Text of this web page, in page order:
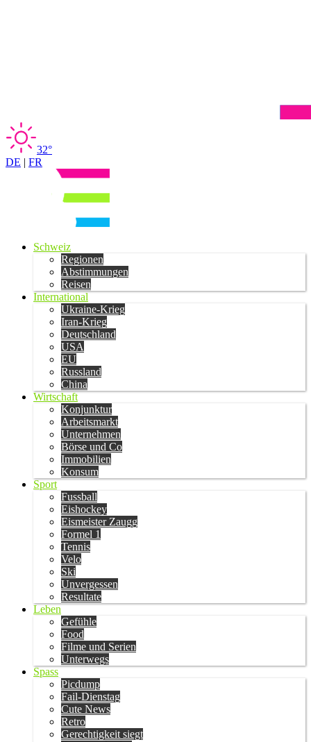
32°
DE | FR
Schweiz
Regionen
Abstimmungen
Reisen
International
Ukraine-Krieg
Iran-Krieg
Deutschland
USA
EU
Russland
China
Wirtschaft
Konjunktur
Arbeitsmarkt
Unternehmen
Börse und Co
Immobilien
Konsum
Sport
Fussball
Eishockey
Eismeister Zaugg
Formel 1
Tennis
Velo
Ski
Unvergessen
Resultate
Leben
Gefühle
Food
Filme und Serien
Unterwegs
Spass
Picdump
Fail-Dienstag
Cute News
Retro
Gerechtigkeit siegt